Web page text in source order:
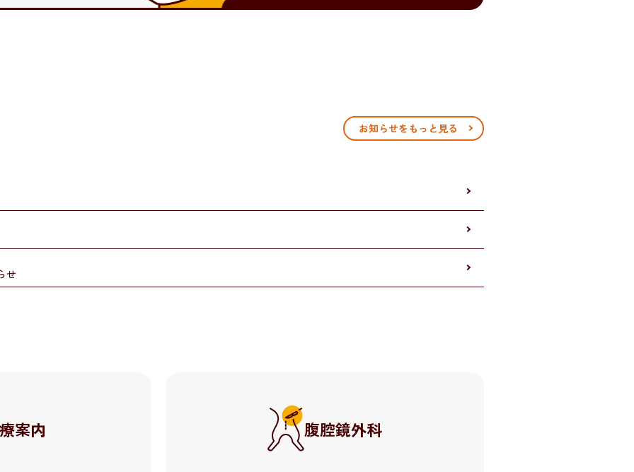
せ
お知らせをもっと見る
案内 腹腔鏡外科